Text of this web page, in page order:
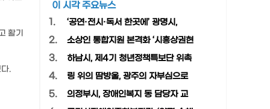
활기
.
이 시각 주요뉴스
1.
‘공연·전시·독서 한곳에’ 광명시,
2. 소상인 통합지원 본격화 ‘시흥상권현
3. 하남시, 제4기 청년정책특보단 위촉
4. 링 위의 땀방울, 광주의 자부심으로
5. 의정부시, 장애인복지 동 담당자 교